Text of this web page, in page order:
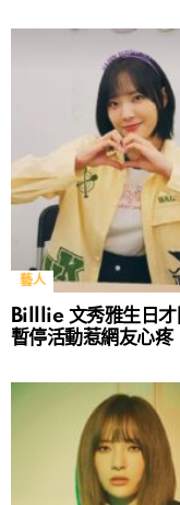
藝人
Billlie 文秀雅生日才
暫停活動惹網友心疼